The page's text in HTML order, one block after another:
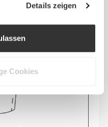
Details zeigen
Cookies